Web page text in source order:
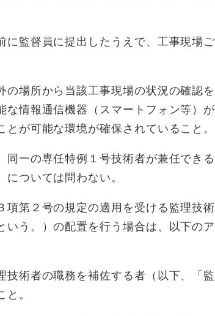
監督員に提出したうえで、工事現場ご
場所から当該工事現場の状況の確認を
情報通信機器（スマートフォン等）が
が可能な環境が確保されていること。
一の専任特例１号技術者が兼任できる
ついては問わない。
項第２号の規定の適用を受ける監理技術
う。）の配置を行う場合は、以下のア
術者の職務を補佐する者（以下、「監
。